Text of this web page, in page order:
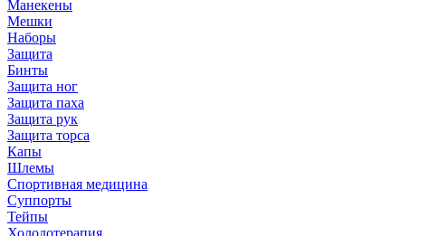
Манекены
Мешки
Наборы
Защита
Бинты
Защита ног
Защита паха
Защита рук
Защита торса
Капы
Шлемы
Спортивная медицина
Суппорты
Тейпы
Холодотерапия